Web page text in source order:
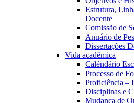
Estrutura,
Docente
Comissão de
Anuário de
Dissertações
Vida acadêmica
Caléndário
Processo de
Proficiência –
Disciplinas e
Mudança de